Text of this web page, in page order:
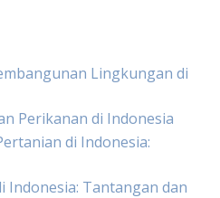
Lingkungan di
Perikanan di Indonesia
di Indonesia:
Indonesia: Tantangan dan